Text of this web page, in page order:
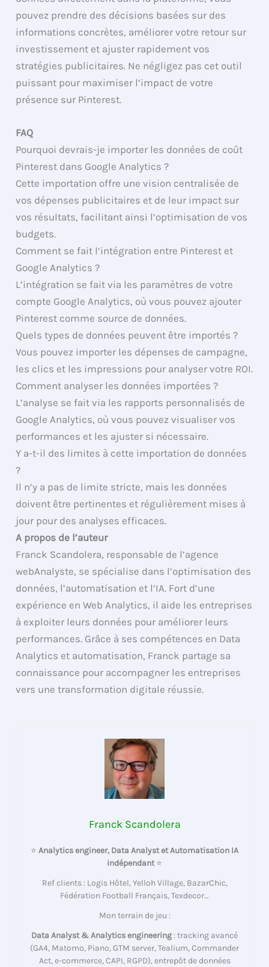
pouvez prendre des décisions basées sur des
informations concrètes, améliorer votre retour sur
investissement et ajuster rapidement vos
stratégies publicitaires. Ne négligez pas cet outil
puissant pour maximiser l’impact de votre
présence sur Pinterest.
FAQ
Pourquoi devrais-je importer les données de coût
Pinterest dans Google Analytics ?
Cette importation offre une vision centralisée de
vos dépenses publicitaires et de leur impact sur
vos résultats, facilitant ainsi l’optimisation de vos
budgets.
Comment se fait l’intégration entre Pinterest et
Google Analytics ?
L’intégration se fait via les paramètres de votre
compte Google Analytics, où vous pouvez ajouter
Pinterest comme source de données.
Quels types de données peuvent être importés ?
Vous pouvez importer les dépenses de campagne,
les clics et les impressions pour analyser votre ROI.
Comment analyser les données importées ?
L’analyse se fait via les rapports personnalisés de
Google Analytics, où vous pouvez visualiser vos
performances et les ajuster si nécessaire.
Y a-t-il des limites à cette importation de données
?
Il n’y a pas de limite stricte, mais les données
doivent être pertinentes et régulièrement mises à
jour pour des analyses efficaces.
A propos de l’auteur
Franck Scandolera, responsable de l’agence
webAnalyste, se spécialise dans l’optimisation des
données, l’automatisation et l’IA. Fort d’une
expérience en Web Analytics, il aide les entreprises
à exploiter leurs données pour améliorer leurs
performances. Grâce à ses compétences en Data
Analytics et automatisation, Franck partage sa
connaissance pour accompagner les entreprises
vers une transformation digitale réussie.
Franck Scandolera
⭐ Analytics engineer, Data Analyst et Automatisation IA
indépendant⭐
Ref clients : Logis Hôtel, Yelloh Village, BazarChic,
Fédération Football Français, Texdecor…
Mon terrain de jeu :
Data Analyst & Analytics engineering : tracking avancé
(GA4, Matomo, Piano, GTM server, Tealium, Commander
Act, e-commerce, CAPI, RGPD), entrepôt de données